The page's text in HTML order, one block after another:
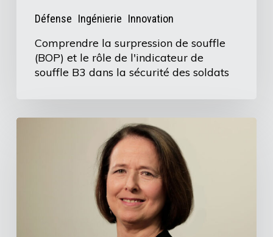
Défense Ingénierie Innovation
l'indicateur
souffle
la
Comprendre la surpression de souffle
(BOP) et le rôle de l'indicateur de
souffle B3 dans la sécurité des soldats